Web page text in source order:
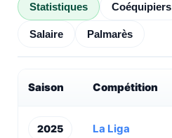
Statistiques Coéquipiers
Salaire Palmarès
Saison Compétition
2025 La Liga